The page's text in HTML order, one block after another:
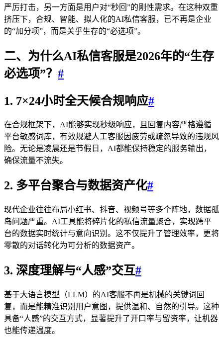
严厉打击，另一方面是用户对“秒回”的刚性需求。在这种双重
挤压下，合规、智能、拟人化的AI私信客服，已不再是企业
的“加分项”，而是关乎生存的“必选项”。
二、为什么AI私信客服是2026年的“生存
必选项”？ #
1. 7×24小时全天候合规响应#
在合规框架下，AI能够实现秒级响应，且回复内容严格遵循
平台敏感词库，有效规避人工客服因疲劳或疏忽导致的违规风
险。无论是凌晨还是节假日，AI都能保持稳定的服务输出，
确保流量不流失。
2. 多平台聚合与数据资产化#
现代企业往往布局小红书、抖音、视频号等多个阵地，数据孤
岛问题严重。AI工具能将碎片化的私信流量聚合，实现跨平
台的数据实时统计与意向识别。这不仅提升了管理效率，更将
零散的对话转化为可分析的数据资产。
3. 深度理解与“人感”交互#
基于大语言模型（LLM）的AI客服不再是机械的关键词回
复，而是能精准识别用户意图，提供温和、自然的引导。这种
具备“人感”的交互方式，显著提升了开口率与留资率，让机器
也能传递温度。